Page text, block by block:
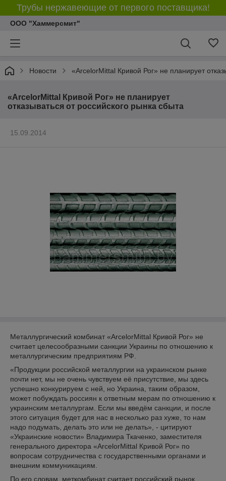
Трубы нержавеющие от первого поставщика!
ООО "Хаммерсмит"
Новости «ArcelorMittal Кривой Рог» не планирует
«ArcelorMittal Кривой Рог» не планирует
отказываться от российского рынка сбыта
15.09.2014
Металлургический комбинат «ArcelorMittal Кривой Рог» не
считает целесообразными санкции Украины по отношению к
металлургическим предприятиям РФ.
«Продукции российской металлургии на украинском рынке
почти нет, мы не очень чувствуем её присутствие, мы здесь
успешно конкурируем с ней, но Украина, таким образом,
может побуждать россиян к ответным мерам по отношению к
украинским металлургам. Если мы введём санкции, и после
этого ситуация будет для нас в несколько раз хуже, то нам
надо подумать, делать это или не делать», - цитируют
«Украинские новости» Владимира Ткаченко, заместителя
генерального директора «ArcelorMittal Кривой Рог» по
вопросам сотрудничества с государственными органами и
внешним коммуникациям.
По его словам, меткомбинат считает российский рынок